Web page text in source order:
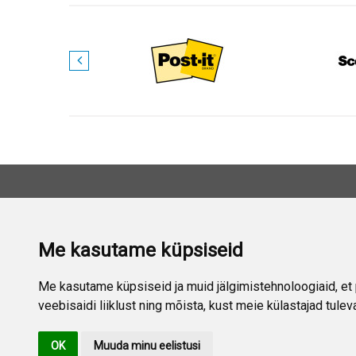
Me kasutame küpsiseid
Me kasutame küpsiseid ja muid jälgimistehnoloogiaid,
veebisaidi liiklust ning mõista, kust meie külastajad
OK Muuda minu eelistusi